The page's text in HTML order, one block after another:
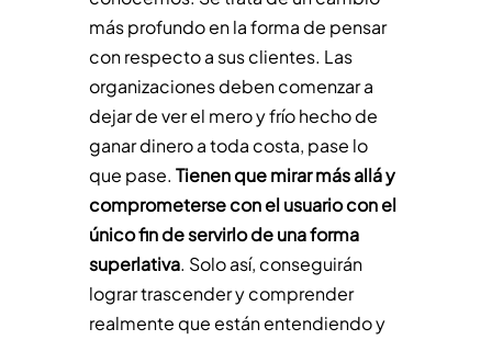
más profundo en la forma de pensar
con respecto a sus clientes. Las
organizaciones deben comenzar a
dejar de ver el mero y frío hecho de
ganar dinero a toda costa, pase lo
que pase. Tienen que mirar más allá y
comprometerse con el usuario con el
único fin de servirlo de una forma
superlativa. Solo así, conseguirán
lograr trascender y comprender
realmente que están entendiendo y